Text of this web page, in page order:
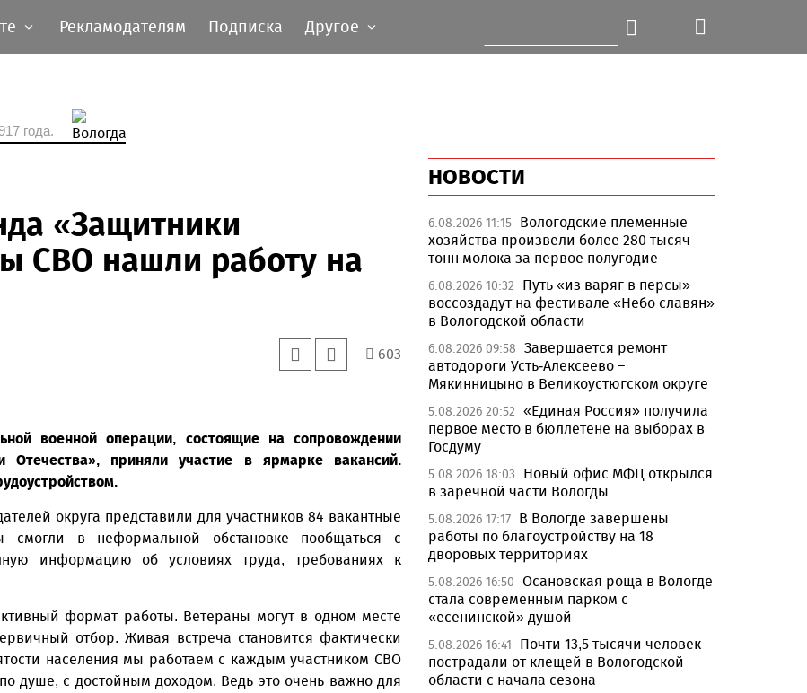
Рекламодателям Подписка Другое
года.
«Защитники
СВО нашли работу на
603
военной операции, состоящие на сопровождении
Отечества», приняли участие в ярмарке вакансий.
округа представили для участников 84 вакантные
в неформальной обстановке пообщаться с
информацию об условиях труда, требованиях к
формат работы. Ветераны могут в одном месте
отбор. Живая встреча становится фактически
населения мы работаем с каждым участником СВО
душе, с достойным доходом. Ведь это очень важно для
НОВОСТИ
6.08.2026 11:15 Вологодские племенные
хозяйства произвели более 280 тысяч
тонн молока за первое полугодие
6.08.2026 10:32
Путь «из варяг в персы»
воссоздадут на фестивале «Небо славян»
в Вологодской области
6.08.2026 09:58 Завершается ремонт
автодороги Усть-Алексеево –
Мякинницыно в Великоустюгском округе
5.08.2026 20:52 «Единая Россия» получила
первое место в бюллетене на выборах в
Госдуму
5.08.2026 18:03
Новый офис МФЦ открылся
в заречной части Вологды
5.08.2026 17:17 В Вологде завершены
работы по благоустройству на 18
дворовых территориях
5.08.2026 16:50 Осановская роща в Вологде
стала современным парком с
«есенинской» душой
5.08.2026 16:41
Почти 13,5 тысячи человек
пострадали от клещей в Вологодской
области с начала сезона